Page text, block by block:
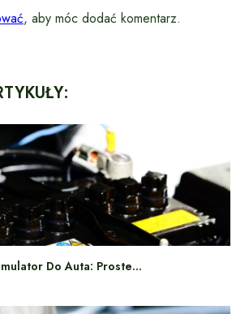
, aby móc dodać komentarz.
Do Auta: Proste…